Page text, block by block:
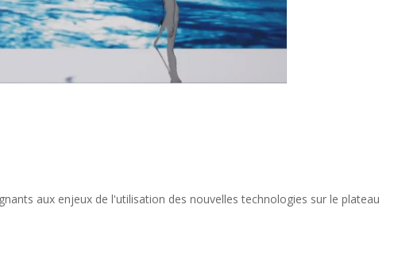
aux enjeux de l'utilisation des nouvelles technologies sur le plateau